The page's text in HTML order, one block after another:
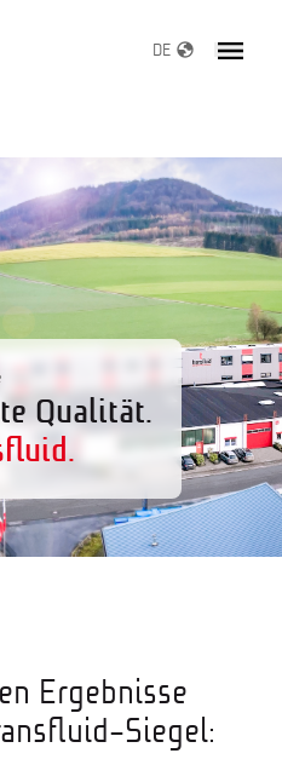
DE
Qualität.
Ergebnisse
Siegel: